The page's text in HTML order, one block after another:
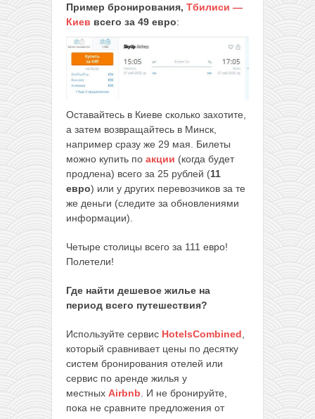
Пример бронирования, Тбилиси —
Киев всего за 49 евро:
Оставайтесь в Киеве сколько захотите,
а затем возвращайтесь в Минск,
например сразу же 29 мая. Билеты
можно купить по акции (когда будет
продлена) всего за 25 рублей (11
евро) или у других перевозчиков за те
же деньги (следите за обновлениями
информации).
Четыре столицы всего за 111 евро!
Полетели!
Где найти дешевое жилье на
период всего путешествия?
Используйте сервис HotelsCombined
который сравнивает цены по десятку
систем бронирования отелей или
сервис по аренде жилья у
местных Airbnb . И не бронируйте,
пока не сравните предложения от